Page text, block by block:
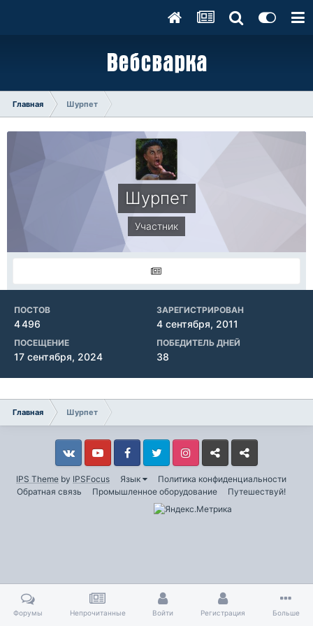
Главная Шурпет
Шурпет
Участник
ПОСТОВ
4 496
ЗАРЕГИСТРИРОВАН
4 сентября, 2011
ПОСЕЩЕНИЕ
17 сентября, 2024
ПОБЕДИТЕЛЬ ДНЕЙ
38
Главная Шурпет
IPS Theme by IPSFocus Язык
Политика конфиденциальности
Обратная связь
Промышленное оборудование Путешествуй!
VkontakteYouTube FacebookTwitter InstagramLivejournalOdnoklassniki
Форумы Непрочитанные Войти Регистрация Больше